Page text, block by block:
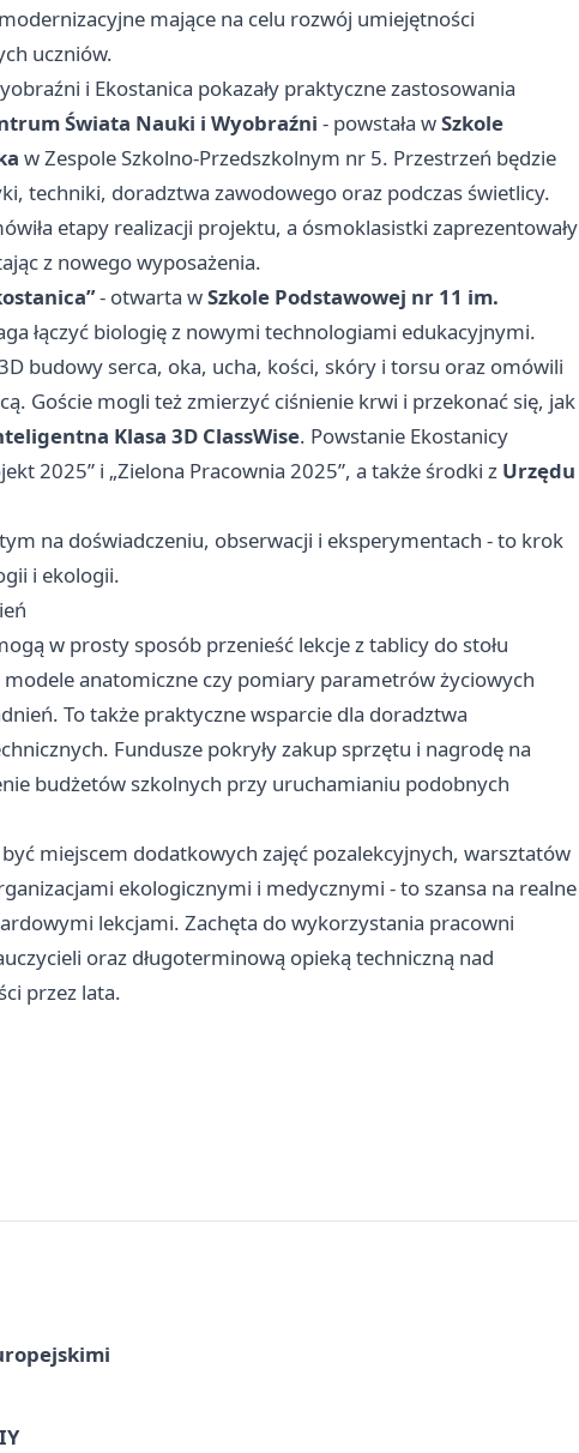
mające na celu rozwój umiejętności
uczniów.
i Ekostanica pokazały praktyczne zastosowania
Świata Nauki i Wyobraźni - powstała wSzkole
w Zespole Szkolno-Przedszkolnym nr 5. Przestrzeń będzie
techniki, doradztwa zawodowego oraz podczas świetlicy.
etapy realizacji projektu, a ósmoklasistki zaprezentowały
z nowego wyposażenia.
- otwarta wSzkole Podstawowej nr 11 im.
łączyć biologię z nowymi technologiami edukacyjnymi.
budowy serca, oka, ucha, kości, skóry i torsu oraz omówili
Goście mogli też zmierzyć ciśnienie krwi i przekonać się, jak
Klasa 3D ClassWise. Powstanie Ekostanicy
2025” i „Zielona Pracownia 2025”, a także środki z Urzędu
na doświadczeniu, obserwacji i eksperymentach - to krok
i ekologii.
w prosty sposób przenieść lekcje z tablicy do stołu
anatomiczne czy pomiary parametrów życiowych
To także praktyczne wsparcie dla doradztwa
Fundusze pokryły zakup sprzętu i nagrodę na
budżetów szkolnych przy uruchamianiu podobnych
miejscem dodatkowych zajęć pozalekcyjnych, warsztatów
ekologicznymi i medycznymi - to szansa na realne
lekcjami. Zachęta do wykorzystania pracowni
oraz długoterminową opieką techniczną nad
przez lata.